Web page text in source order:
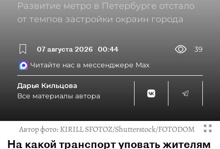
Развитие метро в Петербурге отстало
от темпов застройки окраин города
07 августа 2026 00:44
39
Читайте нас в мессенджере Max
Дарья Кильцова
Все материалы автора
Автор фото:KIRILL SFOTOZ/Shutterstock/FOTODOM
На какой транспорт уповать жителям